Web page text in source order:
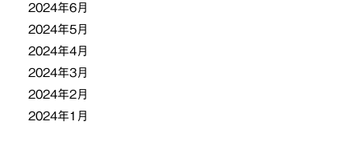
2024年6月
2024年5月
2024年4月
2024年3月
2024年2月
2024年1月